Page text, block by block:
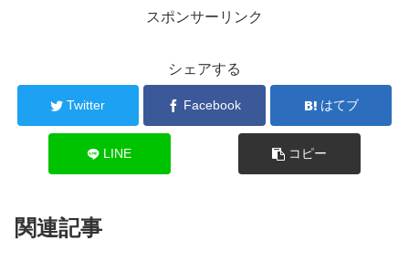
スポンサーリンク
シェアする
Twitter Facebook はてブ
LINE コピー
関連記事